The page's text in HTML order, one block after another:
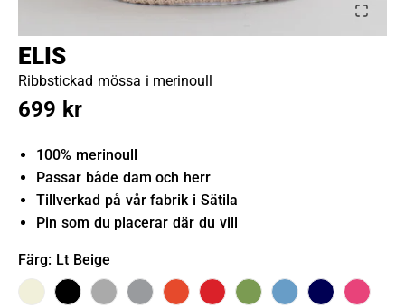
ELIS
Ribbstickad mössa i merinoull
699 kr
100% merinoull
Passar både dam och herr
Tillverkad på vår fabrik i Sätila
Pin som du placerar där du vill
Färg: Lt Beige